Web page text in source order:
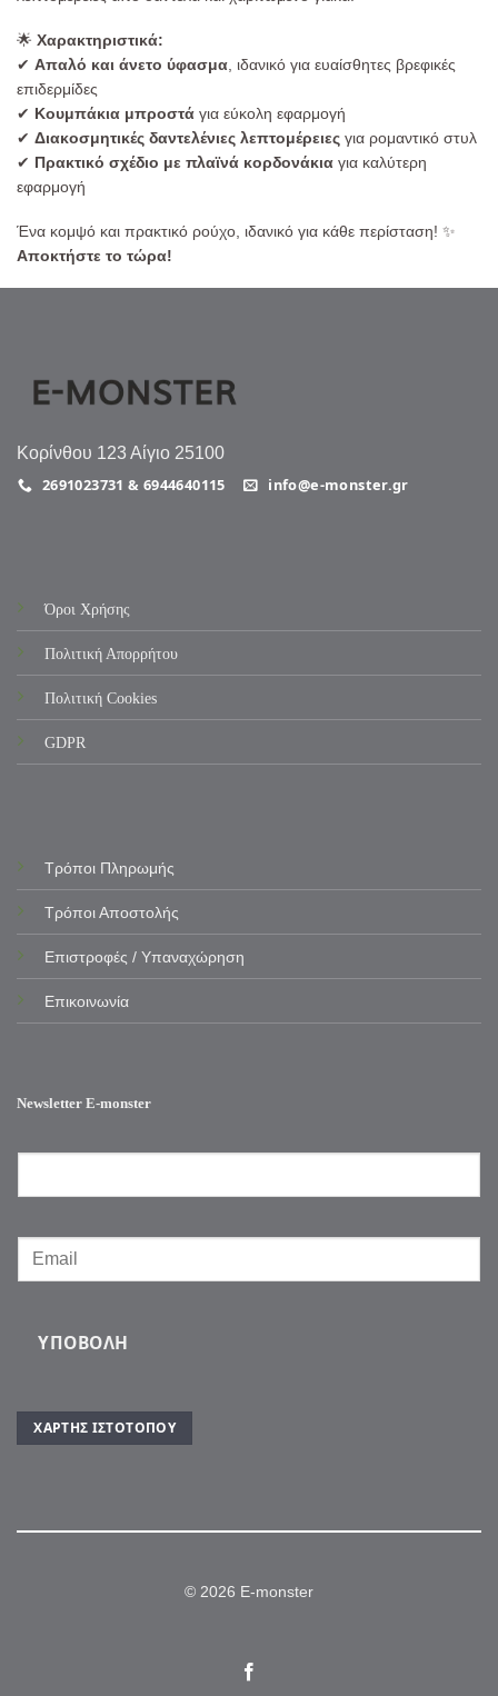
🌟 Χαρακτηριστικά:
✔ Απαλό και άνετο ύφασμα , ιδανικό για ευαίσθητες βρεφικές
επιδερμίδες
✔ Κουμπάκια μπροστά για εύκολη εφαρμογή
✔ Διακοσμητικές δαντελένιες λεπτομέρειες για ρομαντικό στυλ
✔ Πρακτικό σχέδιο με πλαϊνά κορδονάκια για καλύτερη
εφαρμογή
Ένα κομψό και πρακτικό ρούχο, ιδανικό για κάθε περίσταση! ✨
Αποκτήστε το τώρα!
Κορίνθου 123 Αίγιο 25100
2691023731 & 6944640115 info@e-monster.gr
Όροι Χρήσης
Πολιτική Απορρήτου
Πολιτική Cookies
GDPR
Τρόποι Πληρωμής
Τρόποι Αποστολής
Επιστροφές / Υπαναχώρηση
Επικοινωνία
Newsletter E-monster
ΥΠΟΒΟΛΉ
ΧΆΡΤΗΣ ΙΣΤΌΤΟΠΟΥ
© 2026 E-monster